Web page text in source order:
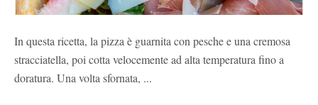
In questa ricetta, la pizza è guarnita con pesche e una cremosa
stracciatella, poi cotta velocemente ad alta temperatura fino a
doratura. Una volta sfornata, ...